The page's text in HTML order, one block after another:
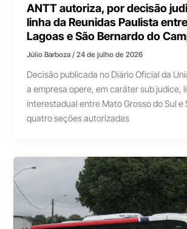
ANTT autoriza, por decisão
linha da Reunidas Paulista
Lagoas e São Bernardo do
Júlio Barboza/24 de julho de 2026
Decisão publicada no Diário Oficial da
a empresa opere, em caráter sub judice,
interestadual entre Mato Grosso do Sul e
quatro seções autorizadas